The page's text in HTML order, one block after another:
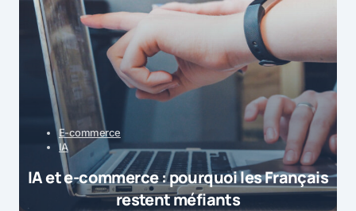
E-commerce
IA
IA et e-commerce : pourquoi les Français
restent méfiants